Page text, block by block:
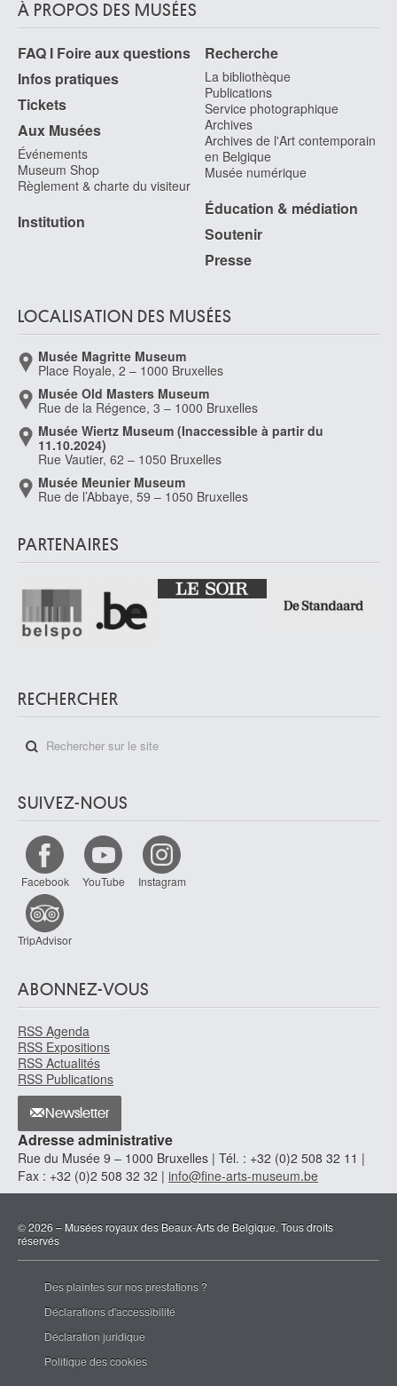
À PROPOS DES MUSÉES
FAQ I Foire aux questions
Infos pratiques
Tickets
Aux Musées
Événements
Museum Shop
Règlement & charte du visiteur
Institution
Recherche
La bibliothèque
Publications
Service photographique
Archives
Archives de l'Art contemporain
en Belgique
Musée numérique
Éducation & médiation
Soutenir
Presse
LOCALISATION DES MUSÉES
Musée Magritte Museum
Place Royale, 2 – 1000 Bruxelles
Musée Old Masters Museum
Rue de la Régence, 3 – 1000 Bruxelles
Musée Wiertz Museum (Inaccessible à partir du
11.10.2024)
Rue Vautier, 62 – 1050 Bruxelles
Musée Meunier Museum
Rue de l’Abbaye, 59 – 1050 Bruxelles
PARTENAIRES
RECHERCHER
SUIVEZ-NOUS
Facebook YouTube Instagram
TripAdvisor
ABONNEZ-VOUS
RSS Agenda
RSS Expositions
RSS Actualités
RSS Publications
Newsletter
Adresse administrative
Rue du Musée 9 – 1000 Bruxelles | Tél. : +32 (0)2 508 32 11 |
Fax : +32 (0)2 508 32 32 | info@fine-arts-museum.be
© 2026 – Musées royaux des Beaux-Arts de Belgique. Tous droits
réservés
Des plaintes sur nos prestations ?
Déclarations d'accessibilité
Déclaration juridique
Politique des cookies